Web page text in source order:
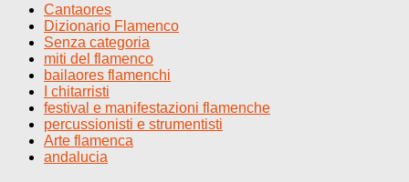
Cantaores
Dizionario Flamenco
Senza categoria
miti del flamenco
bailaores flamenchi
I chitarristi
festival e manifestazioni flamenche
percussionisti e strumentisti
Arte flamenca
andalucia